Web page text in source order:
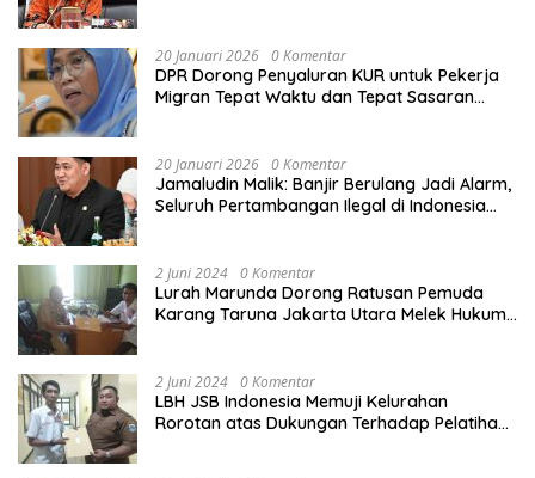
20 Januari 2026 0 Komentar
DPR Dorong Penyaluran KUR untuk Pekerja
Migran Tepat Waktu dan Tepat Sasaran
20 Januari 2026 0 Komentar
Jamaludin Malik: Banjir Berulang Jadi Alarm,
Seluruh Pertambangan Ilegal di Indonesia
2 Juni 2024 0 Komentar
Lurah Marunda Dorong Ratusan Pemuda
Karang Taruna Jakarta Utara Melek Hukum
2 Juni 2024 0 Komentar
LBH JSB Indonesia Memuji Kelurahan
Rorotan atas Dukungan Terhadap Pelatihan